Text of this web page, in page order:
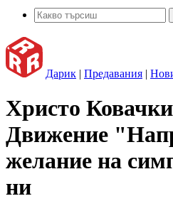
Дарик | Предавания |
Христо
Движение
желание на
ни